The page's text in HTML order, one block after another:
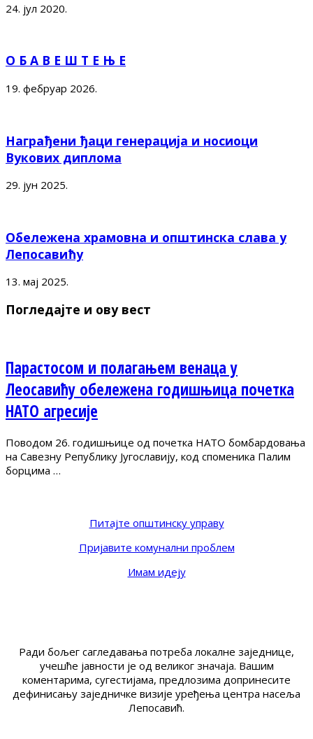
24. јул 2020.
О Б А В Е Ш Т Е Њ Е
19. фебруар 2026.
Награђени ђаци генерација и носиоци
Вукових диплома
29. јун 2025.
Обележена храмовна и општинска слава у
Лепосавићу
13. мај 2025.
Погледајте и ову вест
Парастосом и полагањем венаца у
Леосавићу обележена годишњица почетка
НАТО агресије
Поводом 26. годишњице од почетка НАТО бомбардовања
на Савезну Републику Југославију, код споменика Палим
борцима …
Питајте општинску управу
Пријавите комунални проблем
Имам идеју
Ради бољег сагледавања потреба локалне заједнице,
учешће јавности је од великог значаја. Вашим
коментарима, сугестијама, предлозима допринесите
дефинисању заједничке визије уређења центра насеља
Лепосавић.